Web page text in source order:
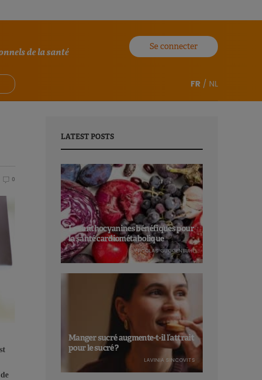
de la santé
Se connecter
FR / NL
0
LATEST POSTS
Les anthocyanines bénéfiques pour
la santé cardiométabolique
NICOLAS GUGGENBÜHL
Manger sucré augmente-t-il l’attrait
pour le sucré ?
LAVINIA SINCOVITS